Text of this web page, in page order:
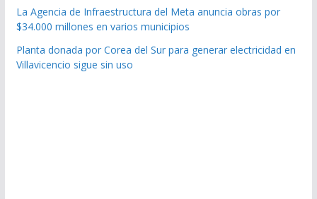
La Agencia de Infraestructura del Meta anuncia obras por
$34.000 millones en varios municipios
Planta donada por Corea del Sur para generar electricidad en
Villavicencio sigue sin uso